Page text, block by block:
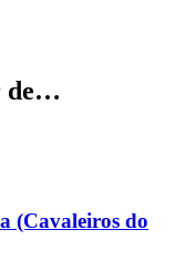
de…
(Cavaleiros do